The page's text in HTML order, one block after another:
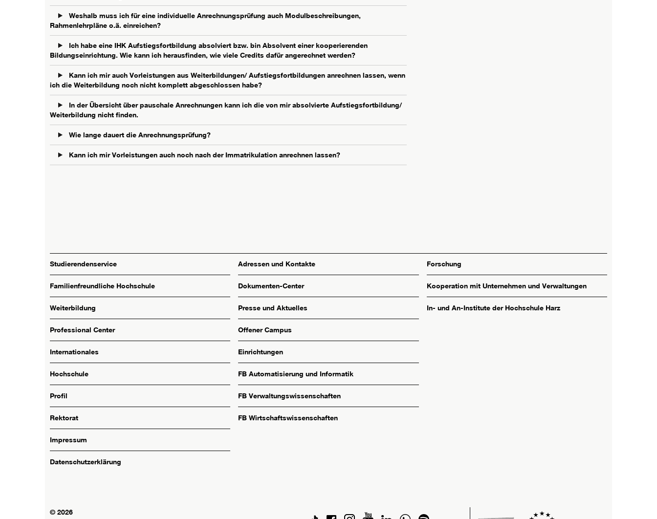
Weshalb muss ich für eine individuelle Anrechnungsprüfung auch Modulbeschreibungen,
Rahmenlehrpläne o.ä. einreichen?
Ich habe eine IHK Aufstiegsfortbildung absolviert bzw. bin Absolvent einer kooperierenden
Bildungseinrichtung. Wie kann ich herausfinden, wie viele Credits dafür angerechnet werden?
Kann ich mir auch Vorleistungen aus Weiterbildungen/ Aufstiegsfortbildungen anrechnen lassen, wenn
ich die Weiterbildung noch nicht komplett abgeschlossen habe?
In der Übersicht über pauschale Anrechnungen kann ich die von mir absolvierte Aufstiegsfortbildung/
Weiterbildung nicht finden.
Wie lange dauert die Anrechnungsprüfung?
Kann ich mir Vorleistungen auch noch nach der Immatrikulation anrechnen lassen?
Studierendenservice
Familienfreundliche Hochschule
Weiterbildung
Professional Center
Internationales
Hochschule
Profil
Rektorat
Impressum
Datenschutzerklärung
Adressen und Kontakte
Dokumenten-Center
Presse und Aktuelles
Offener Campus
Einrichtungen
FB Automatisierung und Informatik
FB Verwaltungswissenschaften
FB Wirtschaftswissenschaften
Forschung
Kooperation mit Unternehmen und Verwaltungen
In- und An-Institute der Hochschule Harz
© 2026